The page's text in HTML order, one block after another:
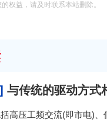
权益，请及时联系本站删除。
与传统的驱动方式
高压工频交流(即市电)